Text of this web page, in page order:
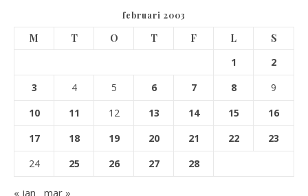
februari 2003
M T O T F L
S
1
2
3
4 5 6 7 8
9
10
11 12 13 14 15
16
17
18 19 20 21 22
23
24
25 26 27 28
« jan mar »